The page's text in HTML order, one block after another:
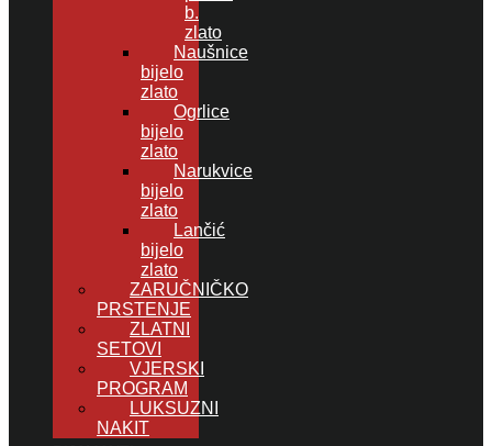
b.
zlato
Naušnice
bijelo
zlato
Ogrlice
bijelo
zlato
Narukvice
bijelo
zlato
Lančić
bijelo
zlato
ZARUČNIČKO
PRSTENJE
ZLATNI
SETOVI
VJERSKI
PROGRAM
LUKSUZNI
NAKIT